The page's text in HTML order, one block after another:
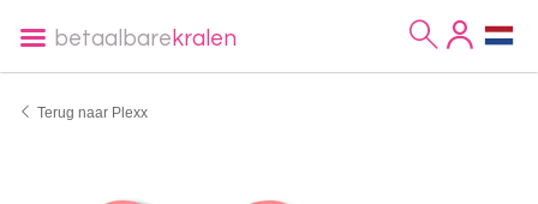
betaalbare kralen
Terug naar Plexx